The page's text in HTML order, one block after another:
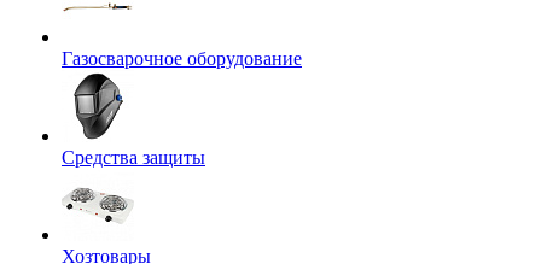
Газосварочное оборудование
Средства защиты
Хозтовары